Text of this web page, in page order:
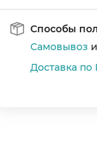
Способы
Самовывоз
Доставка по